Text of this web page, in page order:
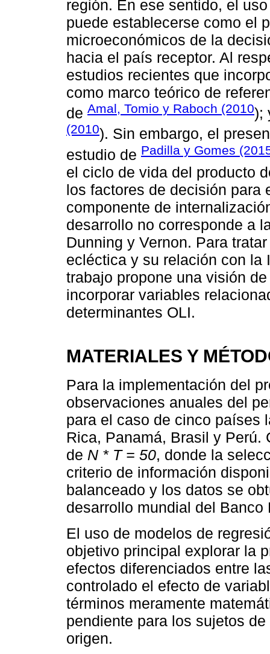
región. En ese sentido, el
puede establecerse como el
microeconómicos de la
hacia el país receptor. Al
estudios recientes que
como marco teórico de
de Amal, Tomio y Raboch (2010);
(2010). Sin embargo, el
estudio de Padilla y Gomes
el ciclo de vida del producto
los factores de decisión para
componente de
desarrollo no corresponde a
Dunning y Vernon. Para
ecléctica y su relación con la
trabajo propone una visión
incorporar variables
determinantes OLI.
MATERIALES Y
Para la implementación del
observaciones anuales del
para el caso de cinco países
Rica, Panamá, Brasil y Perú.
de N * T = 50, donde la
criterio de información
balanceado y los datos se
desarrollo mundial del Banco
El uso de modelos de
objetivo principal explorar la
efectos diferenciados entre
controlado el efecto de
términos meramente
pendiente para los sujetos
origen.